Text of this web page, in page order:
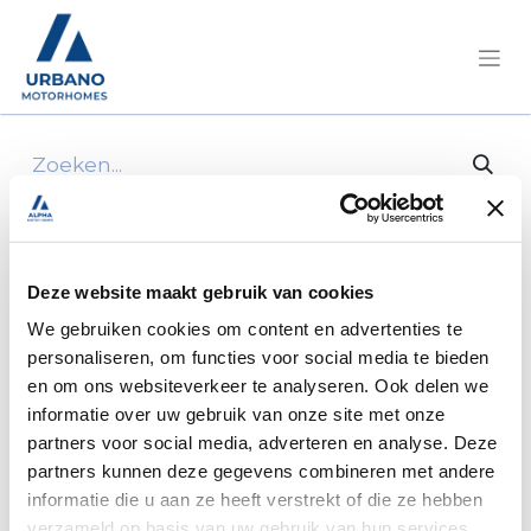
Deze website maakt gebruik van cookies
We gebruiken cookies om content en advertenties te
personaliseren, om functies voor social media te bieden
en om ons websiteverkeer te analyseren. Ook delen we
informatie over uw gebruik van onze site met onze
partners voor social media, adverteren en analyse. Deze
partners kunnen deze gegevens combineren met andere
informatie die u aan ze heeft verstrekt of die ze hebben
Alle producten
Pössl/Summit 640 Prime Citroën 165 Pk/NG